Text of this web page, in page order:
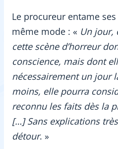
Le procureur entame
même mode : « Un jour,
cette scène d’horreur
conscience, mais dont
nécessairement un jour
moins, elle pourra
reconnu les faits dès la
[…] Sans explications
détour. »